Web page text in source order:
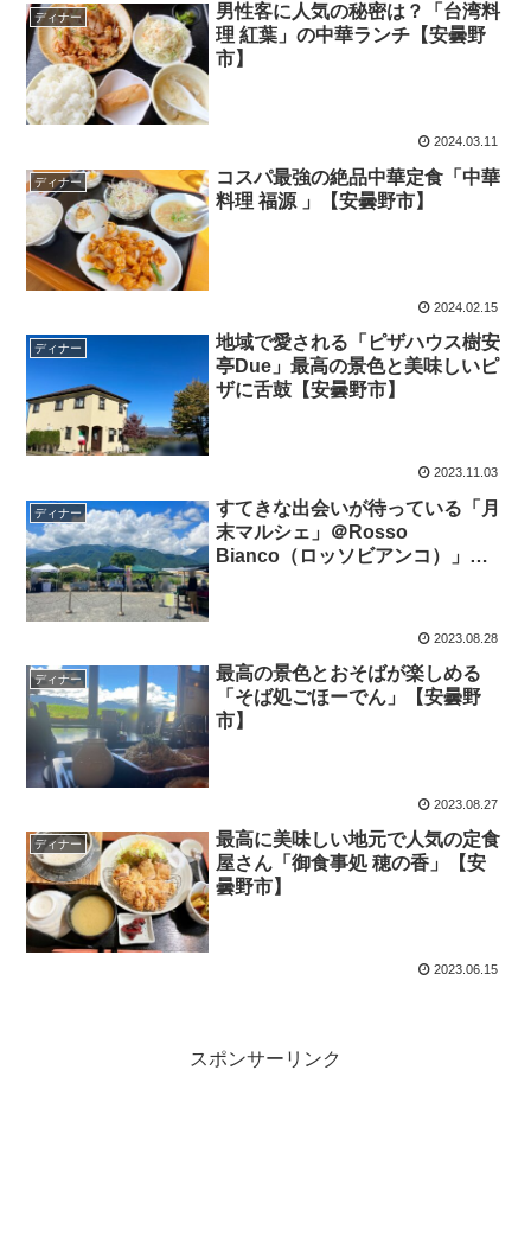
ディナー
男性客に人気の秘密は？「台湾料
理 紅葉」の中華ランチ【安曇野
市】
2024.03.11
ディナー
コスパ最強の絶品中華定食「中華
料理 福源 」【安曇野市】
2024.02.15
ディナー
地域で愛される「ピザハウス樹安
亭Due」最高の景色と美味しいピ
ザに舌鼓【安曇野市】
2023.11.03
ディナー
すてきな出会いが待っている「月
末マルシェ」＠Rosso
Bianco（ロッソビアンコ）」
2023.08.28
ディナー
最高の景色とおそばが楽しめる
「そば処ごほーでん」【安曇野
市】
2023.08.27
ディナー
最高に美味しい地元で人気の定食
屋さん「御食事処 穂の香」【安
曇野市】
2023.06.15
スポンサーリンク